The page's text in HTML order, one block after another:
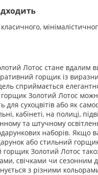
Лотос стане вдалим
горщик із
сприймається
Золотий Лотос
для сухоцвітів або як
кабінеті, на полиці,
та штучному
наборів. Якщо
або стильний
Золотий Лотос
свічками чи сезонним
з різними